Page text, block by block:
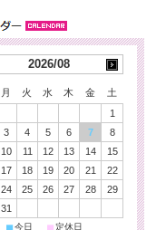
2026/08
月 火 水 木 金
土
1
3 4 5 6 7
8
10 11 12 13 14
15
17 18 19 20 21
22
24 25 26 27 28
29
31
今日 定休日